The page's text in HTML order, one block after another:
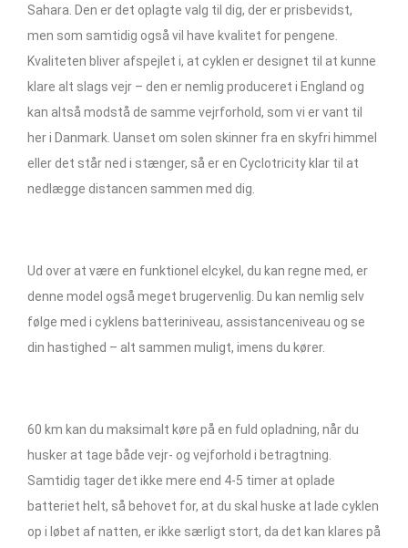
Sahara. Den er det oplagte valg til dig, der er prisbevidst,
men som samtidig også vil have kvalitet for pengene.
Kvaliteten bliver afspejlet i, at cyklen er designet til at kunne
klare alt slags vejr – den er nemlig produceret i England og
kan altså modstå de samme vejrforhold, som vi er vant til
her i Danmark. Uanset om solen skinner fra en skyfri himmel
eller det står ned i stænger, så er en Cyclotricity klar til at
nedlægge distancen sammen med dig.
Ud over at være en funktionel elcykel, du kan regne med, er
denne model også meget brugervenlig. Du kan nemlig selv
følge med i cyklens batteriniveau, assistanceniveau og se
din hastighed – alt sammen muligt, imens du kører.
60 km kan du maksimalt køre på en fuld opladning, når du
husker at tage både vejr- og vejforhold i betragtning.
Samtidig tager det ikke mere end 4-5 timer at oplade
batteriet helt, så behovet for, at du skal huske at lade cyklen
op i løbet af natten, er ikke særligt stort, da det kan klares på